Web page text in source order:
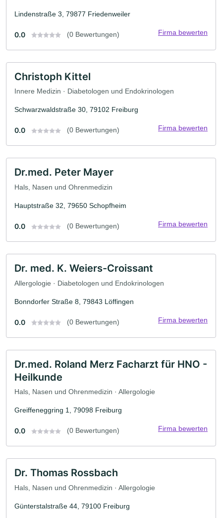
Lindenstraße 3, 79877 Friedenweiler
0.0 (0 Bewertungen) Firma bewerten
Christoph Kittel
Innere Medizin · Diabetologen und Endokrinologen
Schwarzwaldstraße 30, 79102 Freiburg
0.0 (0 Bewertungen) Firma bewerten
Dr.med. Peter Mayer
Hals, Nasen und Ohrenmedizin
Hauptstraße 32, 79650 Schopfheim
0.0 (0 Bewertungen) Firma bewerten
Dr. med. K. Weiers-Croissant
Allergologie · Diabetologen und Endokrinologen
Bonndorfer Straße 8, 79843 Löffingen
0.0 (0 Bewertungen) Firma bewerten
Dr.med. Roland Merz Facharzt für HNO -
Heilkunde
Hals, Nasen und Ohrenmedizin · Allergologie
Greiffeneggring 1, 79098 Freiburg
0.0 (0 Bewertungen) Firma bewerten
Dr. Thomas Rossbach
Hals, Nasen und Ohrenmedizin · Allergologie
Günterstalstraße 44, 79100 Freiburg